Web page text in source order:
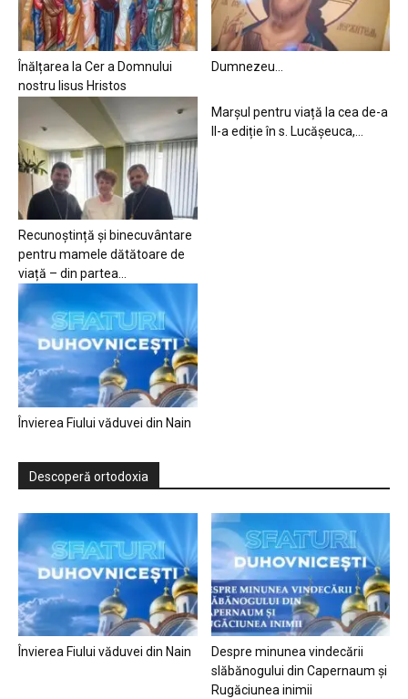
Înălțarea la Cer a Domnului
nostru Iisus Hristos
Dumnezeu…
Recunoștință și binecuvântare
pentru mamele dătătoare de
viață – din partea...
Marșul pentru viață la cea de-a
II-a ediție în s. Lucășeuca,...
Învierea Fiului văduvei din Nain
Descoperă ortodoxia
Învierea Fiului văduvei din Nain
Despre minunea vindecării
slăbănogului din Capernaum și
Rugăciunea inimii